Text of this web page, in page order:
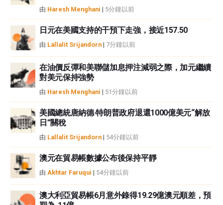
者沒有收到撰寫這篇文章的報酬。
性不作任何陳述。FXStreet和作者將不承擔任何錯誤，遺漏或任何損失，傷害
或損害由此資訊及其顯示或使用引起的。錯誤和遺漏除外。本文作者和
FXStreet並非註冊投資顧問，本文內容無意提供任何投資建議。
由 Haresh Menghani | 5分鐘以前
日元在美國支持的干預下走強，接近157.50
由 Lallalit Srijandorn | 7分鐘以前
在油價反彈和美聯儲加息押注減弱之際，加元繼續
對美元保持強勢
由 Haresh Menghani | 51分鐘以前
美國總統唐納德·特朗普政府退還1000億美元“解放
日”關稅
由 Lallalit Srijandorn | 54分鐘以前
澳元在貿易帳數據公布後保持平靜
由 Akhtar Faruqui | 54分鐘以前
澳大利亞貿易帳6月意外錄得19.29億澳元順差，預